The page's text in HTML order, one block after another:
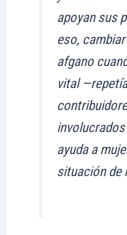
apoyan sus
eso,
afgano
vital
ayuda a
situación de